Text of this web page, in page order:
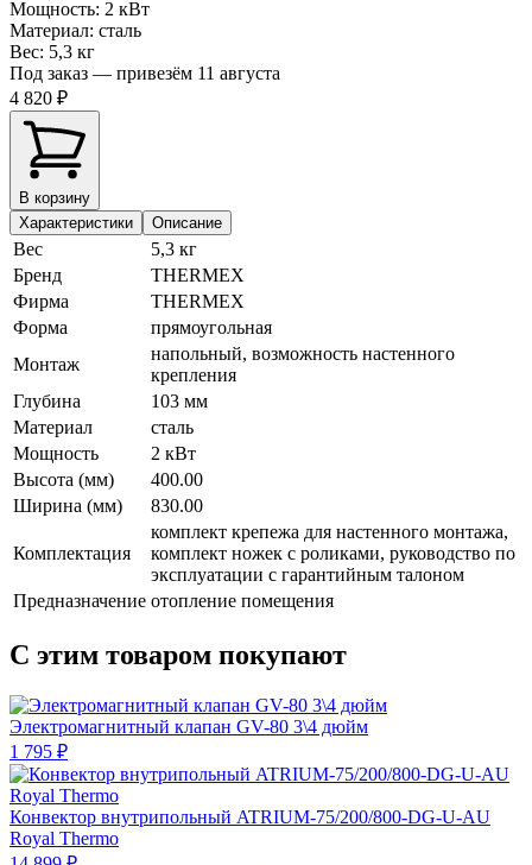
Мощность: 2 кВт
Материал: сталь
Вес: 5,3 кг
Под заказ — привезём 11 августа
4 820 ₽
В корзину
Характеристики
Описание
Вес
5,3 кг
Бренд
THERMEX
Фирма
THERMEX
Форма
прямоугольная
Монтаж
напольный, возможность настенного
крепления
Глубина
103 мм
Материал
сталь
Мощность
2 кВт
Высота (мм)
400.00
Ширина (мм)
830.00
Комплектация
комплект крепежа для настенного монтажа,
комплект ножек с роликами, руководство по
эксплуатации с гарантийным талоном
Предназначение отопление помещения
С этим товаром покупают
Электромагнитный клапан GV-80 3\4 дюйм
1 795 ₽
Конвектор внутрипольный ATRIUM-75/200/800-DG-U-AU
Royal Thermo